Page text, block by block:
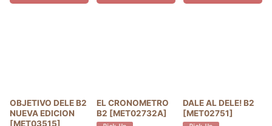
OBJETIVO DELE B2
NUEVA EDICION
[MET03515]
EL CRONOMETRO
B2 [MET02732A]
DALE AL DELE! B2
[MET02751]